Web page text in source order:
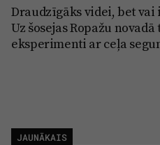
Draudzīgāks videi, bet vai
Uz šosejas Ropažu
eksperimenti ar ceļa
JAUNĀKAIS